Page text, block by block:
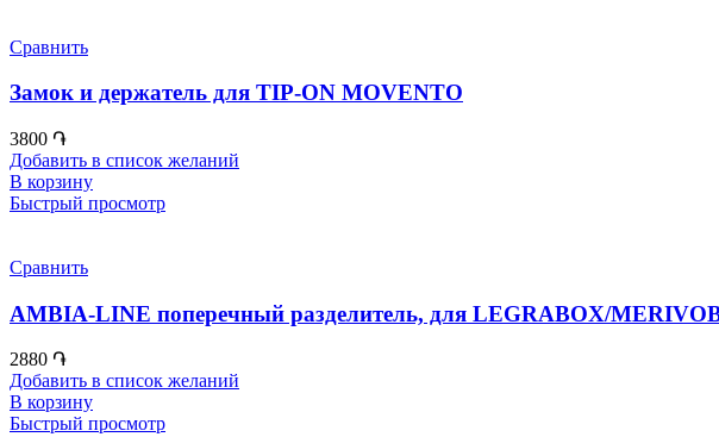
Сравнить
Замок и держатель для TIP-ON MOVENTO
3800 ֏
Добавить в список желаний
В корзину
Быстрый просмотр
Сравнить
AMBIA-LINE поперечный разделитель, для LEGRABOX/
2880 ֏
Добавить в список желаний
В корзину
Быстрый просмотр